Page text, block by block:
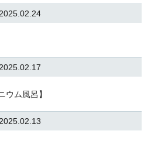
2025.02.24
2025.02.17
ウム風呂】
2025.02.13